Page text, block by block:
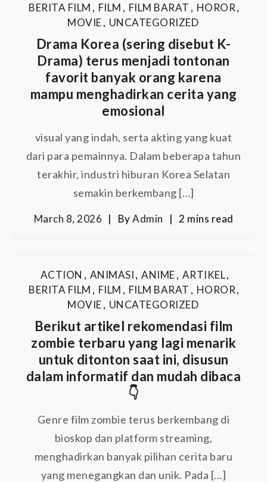
BERITA FILM , FILM , FILM BARAT , HOROR,
MOVIE, UNCATEGORIZED
Drama Korea (sering disebut K-
Drama) terus menjadi tontonan
favorit banyak orang karena
mampu menghadirkan cerita yang
emosional
visual yang indah, serta akting yang kuat
dari para pemainnya. Dalam beberapa tahun
terakhir, industri hiburan Korea Selatan
semakin berkembang […]
March 8, 2026 ByAdmin 2 mins read
ACTION , ANIMASI, ANIME, ARTIKEL,
BERITA FILM , FILM , FILM BARAT , HOROR,
MOVIE, UNCATEGORIZED
Berikut artikel rekomendasi film
zombie terbaru yang lagi menarik
untuk ditonton saat ini, disusun
dalam informatif dan mudah dibaca
👇
Genre film zombie terus berkembang di
bioskop dan platform streaming,
menghadirkan banyak pilihan cerita baru
yang menegangkan dan unik. Pada […]